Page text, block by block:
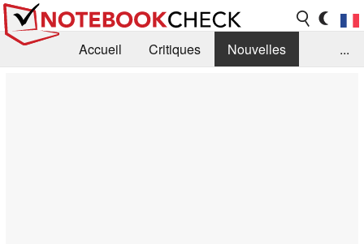
Accueil Critiques
Nouvelles
...